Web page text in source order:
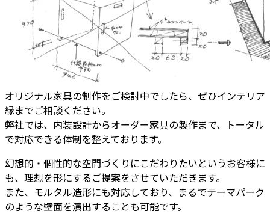
オリジナル家具の制作をご検討中でしたら、ぜひインテリア
縁までご相談ください。
弊社では、内装設計からオーダー家具の製作まで、トータル
で対応できる体制を整えております。
幻想的・個性的な空間づくりにこだわりたいというお客様に
も、理想を形にするご提案をさせていただきます。
また、モルタル造形にも対応しており、まるでテーマパーク
のような壁面を演出することも可能です。